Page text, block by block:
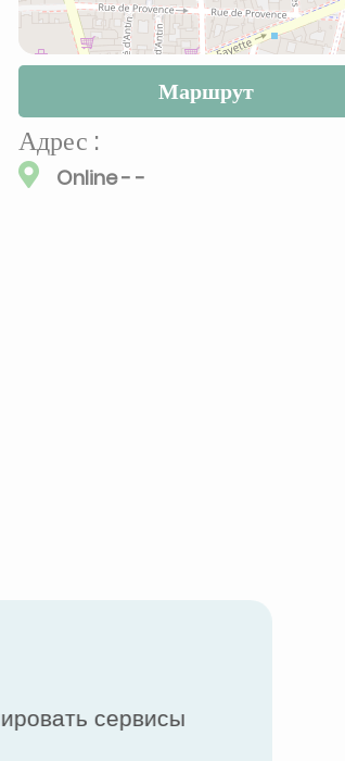
Маршрут
Адрес :
Online - -
сервисы